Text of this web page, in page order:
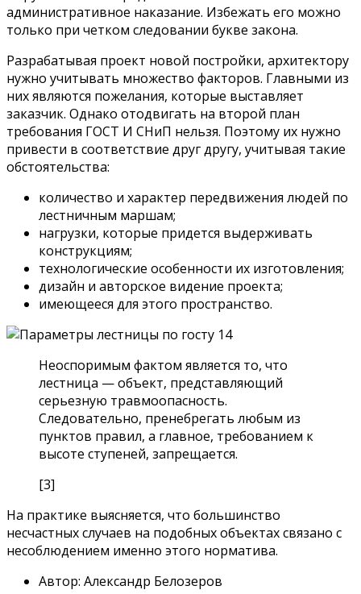
административное наказание. Избежать его можно
только при четком следовании букве закона.
Разрабатывая проект новой постройки, архитектору
нужно учитывать множество факторов. Главными из
них являются пожелания, которые выставляет
заказчик. Однако отодвигать на второй план
требования ГОСТ И СНиП нельзя. Поэтому их нужно
привести в соответствие друг другу, учитывая такие
обстоятельства:
количество и характер передвижения людей по
лестничным маршам;
нагрузки, которые придется выдерживать
конструкциям;
технологические особенности их изготовления;
дизайн и авторское видение проекта;
имеющееся для этого пространство.
Неоспоримым фактом является то, что
лестница — объект, представляющий
серьезную травмоопасность.
Следовательно, пренебрегать любым из
пунктов правил, а главное, требованием к
высоте ступеней, запрещается.
[3]
На практике выясняется, что большинство
несчастных случаев на подобных объектах связано с
несоблюдением именно этого норматива.
Автор: Александр Белозеров